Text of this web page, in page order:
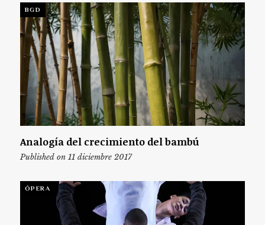
BGD
Analogía del crecimiento del bambú
Published on 11 diciembre 2017
ÓPERA